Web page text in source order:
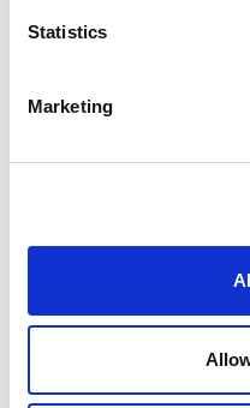
Statistics
Marketing
Rialto